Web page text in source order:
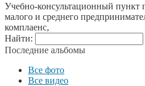
Учебно-консультационный
малого и среднего
комплаенс,
Найти:
Последние альбомы
Все фото
Все видео